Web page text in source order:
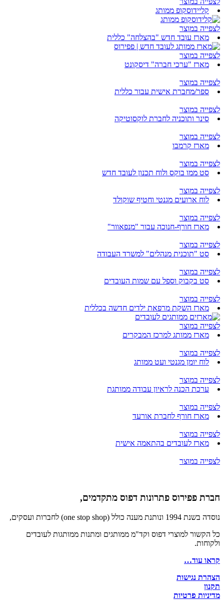
קליידוסקופ ממותג
לצפייה במוצר
מארז עובד חדש "בהצלחה" כללית
לצפייה במוצר
מארז "ערכי חברה" דיסקונט
לצפייה במוצר
ספר/מחברת אישית עבור כללית
לצפייה במוצר
סינר ותוכניה לחברת לוקסוטיקה
לצפייה במוצר
מארז קרמבו
לצפייה במוצר
סט ממו בוקס ולוח תכנון לעובד חדש
לצפייה במוצר
לוח ארועים מגנטי וחטיף שוקולד
לצפייה במוצר
מארז חורף-חנוכה עבור "מנפאוור"
לצפייה במוצר
סט "תוכנית מנהלים" למשרד העבודה
לצפייה במוצר
סט בקבוק וספל עם שמות העובדים
לצפייה במוצר
מארז השקת מרפאת ילדים חדשה בכללית
לצפייה במוצר
מארז ממותג למרכז המבקרים
לצפייה במוצר
לוח יומן מגנטי ועט ממותג
לצפייה במוצר
ערכת הכנה לראיון עבודה ממותגת
לצפייה במוצר
מארז חורף לחברת אורעד
לצפייה במוצר
מארז לעובדים בהתאמה אישית
לצפייה במוצר
חברת פפירוס פתרונות דפוס מתקדמים,
נוסדה בשנת 1994 ונותנת מענה כולל (one stop shop) לחברות ועסקים,
כל הקשור למוצרי דפוס וקד"מ ממותגים ומתנות ממותגות לעובדים
ולקוחות.
קראו עוד…
הצהרת נגישות
תקנון
מדיניות פרטיות